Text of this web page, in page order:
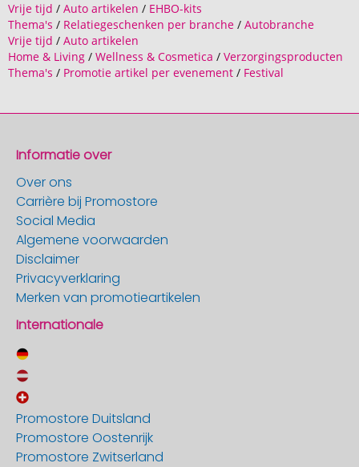
Vrije tijd / Auto artikelen / EHBO-kits
Thema's / Relatiegeschenken per branche / Autobranche
Vrije tijd / Auto artikelen
Home & Living / Wellness & Cosmetica / Verzorgingsproducten
Thema's / Promotie artikel per evenement / Festival
Informatie over
Over ons
Carrière bij Promostore
Social Media
Algemene voorwaarden
Disclaimer
Privacyverklaring
Merken van promotieartikelen
Internationale
Promostore Duitsland
Promostore Oostenrijk
Promostore Zwitserland